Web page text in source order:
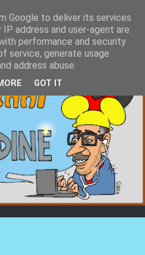
Google to deliver its services
address and user-agent are
performance and security
service, generate usage
address abuse.
GOT IT